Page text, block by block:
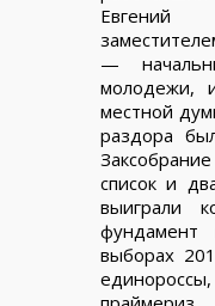
Евгений
—
молодежи,
местной
раздора
список и
выиграли
фундамент
выборах